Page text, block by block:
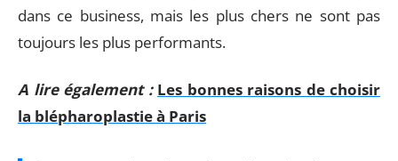
dans ce business, mais les plus chers ne sont pas
toujours les plus performants.
A lire également : Les bonnes raisons de choisir
la blépharoplastie à Paris